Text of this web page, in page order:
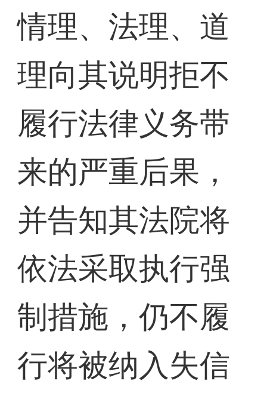
情理、法理、道
理向其说明拒不
履行法律义务带
来的严重后果，
并告知其法院将
依法采取执行强
制措施，仍不履
行将被纳入失信